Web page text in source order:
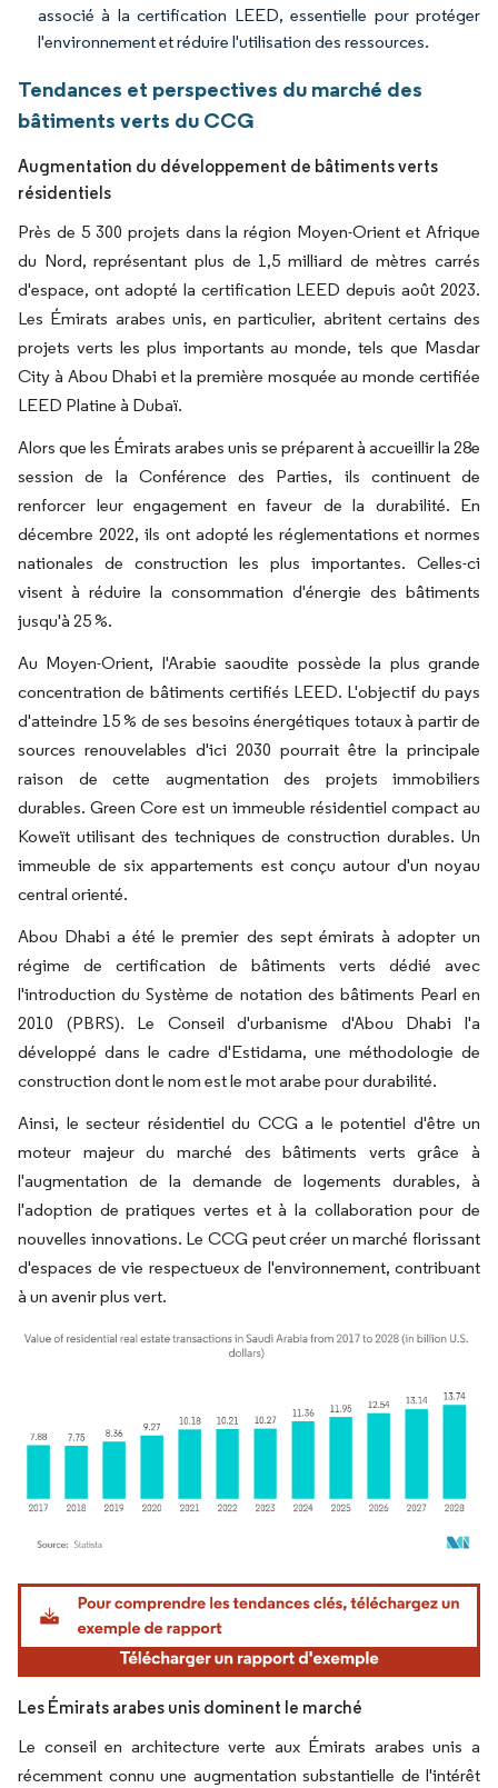
associé à la certification LEED, essentielle pour protéger
l'environnement et réduire l'utilisation des ressources.
Tendances et perspectives du marché des
bâtiments verts du CCG
Augmentation du développement de bâtiments verts
résidentiels
Près de 5 300 projets dans la région Moyen-Orient et Afrique
du Nord, représentant plus de 1,5 milliard de mètres carrés
d'espace, ont adopté la certification LEED depuis août 2023.
Les Émirats arabes unis, en particulier, abritent certains des
projets verts les plus importants au monde, tels que Masdar
City à Abou Dhabi et la première mosquée au monde certifiée
LEED Platine à Dubaï.
Alors que les Émirats arabes unis se préparent à accueillir la 28e
session de la Conférence des Parties, ils continuent de
renforcer leur engagement en faveur de la durabilité. En
décembre 2022, ils ont adopté les réglementations et normes
nationales de construction les plus importantes. Celles-ci
visent à réduire la consommation d'énergie des bâtiments
jusqu'à 25 %.
Au Moyen-Orient, l'Arabie saoudite possède la plus grande
concentration de bâtiments certifiés LEED. L'objectif du pays
d'atteindre 15 % de ses besoins énergétiques totaux à partir de
sources renouvelables d'ici 2030 pourrait être la principale
raison de cette augmentation des projets immobiliers
durables. Green Core est un immeuble résidentiel compact au
Koweït utilisant des techniques de construction durables. Un
immeuble de six appartements est conçu autour d'un noyau
central orienté.
Abou Dhabi a été le premier des sept émirats à adopter un
régime de certification de bâtiments verts dédié avec
l'introduction du Système de notation des bâtiments Pearl en
2010 (PBRS). Le Conseil d'urbanisme d'Abou Dhabi l'a
développé dans le cadre d'Estidama, une méthodologie de
construction dont le nom est le mot arabe pour durabilité.
Ainsi, le secteur résidentiel du CCG a le potentiel d'être un
moteur majeur du marché des bâtiments verts grâce à
l'augmentation de la demande de logements durables, à
l'adoption de pratiques vertes et à la collaboration pour de
nouvelles innovations. Le CCG peut créer un marché florissant
d'espaces de vie respectueux de l'environnement, contribuant
à un avenir plus vert.
Image © Mordor Intelligence. La réutilisation nécessite une attribution sous CC BY
Les Émirats arabes unis dominent le marché
Le conseil en architecture verte aux Émirats arabes unis a
récemment connu une augmentation substantielle de l'intérêt